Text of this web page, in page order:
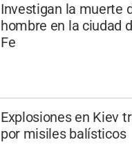
Investigan la muerte
hombre en la ciudad
Fe
Explosiones en Kiev
por misiles balísticos